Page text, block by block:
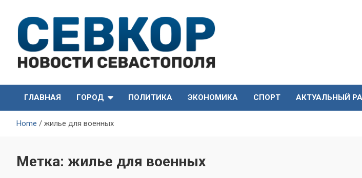
content
СевКор — Новости
Севастополя
Севастополя
ГЛАВНАЯ
ГОРОД ПОЛИТИКА ЭКОНОМИКА СПОРТ АКТУАЛЬНЫЙ
Home жилье для военных
Метка: жилье для военных